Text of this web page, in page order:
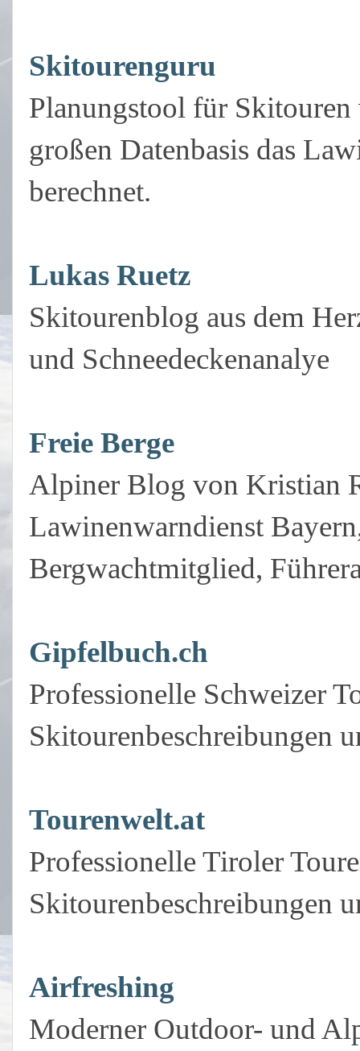
Skitourenguru
Planungstool für Skitouren
großen Datenbasis das
berechnet.
Lukas Ruetz
Skitourenblog aus dem
und Schneedeckenanalye
Freie Berge
Alpiner Blog von Kristian
Lawinenwarndienst
Bergwachtmitglied,
Gipfelbuch.ch
Professionelle Schweizer
Skitourenbeschreibungen
Tourenwelt.at
Professionelle Tiroler
Skitourenbeschreibungen
Airfreshing
Moderner Outdoor- und